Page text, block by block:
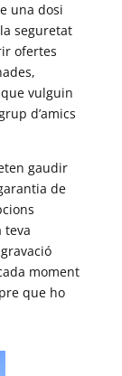
una dosi
seguretat
ofertes
vulguin
d’amics
gaudir
de
teva
moment
que ho